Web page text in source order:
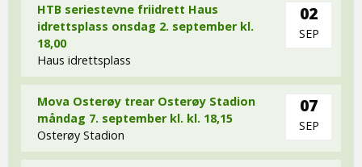
HTB seriestevne friidrett Haus
idrettsplass onsdag 2. september kl.
18,00
Haus idrettsplass
02
SEP
Mova Osterøy trear Osterøy Stadion
måndag 7. september kl. kl. 18,15
Osterøy Stadion
07
SEP